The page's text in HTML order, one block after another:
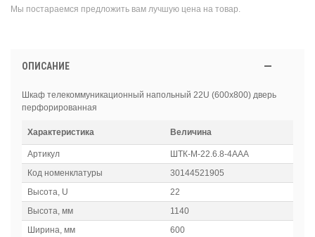
Мы постараемся предложить вам лучшую цена на товар.
ОПИСАНИЕ
Шкаф телекоммуникационный напольный 22U (600x800) дверь
перфорированная
Характеристика Величина
Артикул
ШТК-М-22.6.8-4ААА
Код номенклатуры
30144521905
Высота, U
22
Высота, мм
1140
Ширина, мм
600